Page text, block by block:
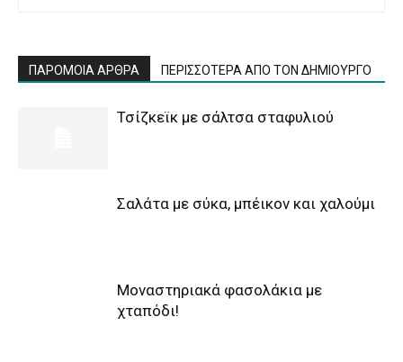
ΠΑΡΟΜΟΙΑ ΑΡΘΡΑ ΠΕΡΙΣΣΟΤΕΡΑ ΑΠΟ ΤΟΝ ΔΗΜΙΟΥΡΓΟ
Τσίζκεϊκ με σάλτσα σταφυλιού
Σαλάτα με σύκα, μπέικον και χαλούμι
Μοναστηριακά φασολάκια με
χταπόδι!